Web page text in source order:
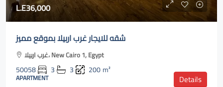
L.E36,000
شقه للايجار غرب اربيلا بموقع مميز
غرب اربيلا، New Cairo 1, Egypt
50058 3 3 200m²
APARTMENT Details